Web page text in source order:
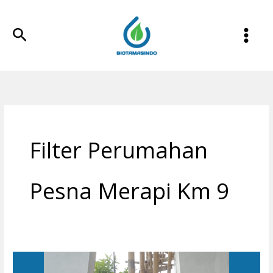
konten
Cari
Filter Perumahan
Pesna Merapi Km 9